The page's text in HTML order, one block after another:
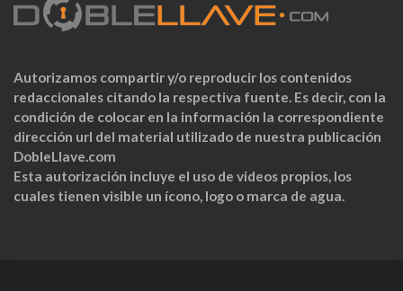
Autorizamos compartir y/o reproducir los contenidos
redaccionales citando la respectiva fuente. Es decir, con la
condición de colocar en la información la correspondiente
dirección url del material utilizado de nuestra publicación
DobleLlave.com
Esta autorización incluye el uso de videos propios, los
cuales tienen visible un ícono, logo o marca de agua.